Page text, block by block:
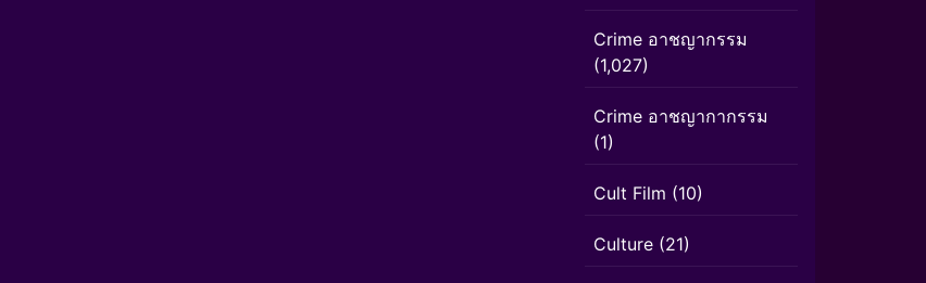
Crime อาชญากรรม
(1,027)
Crime อาชญากากรรม
(1)
Cult Film (10)
Culture (21)